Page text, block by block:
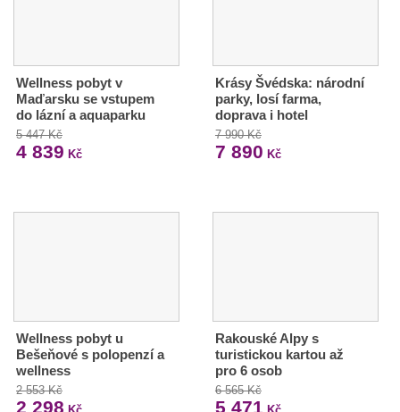
Wellness pobyt v
Maďarsku se vstupem
do lázní a aquaparku
5 447 Kč
4 839 Kč
Krásy Švédska: národní
parky, losí farma,
doprava i hotel
7 990 Kč
7 890 Kč
Wellness pobyt u
Bešeňové s polopenzí a
wellness
2 553 Kč
2 298
Rakouské Alpy s
turistickou kartou až
pro 6 osob
6 565 Kč
5 471